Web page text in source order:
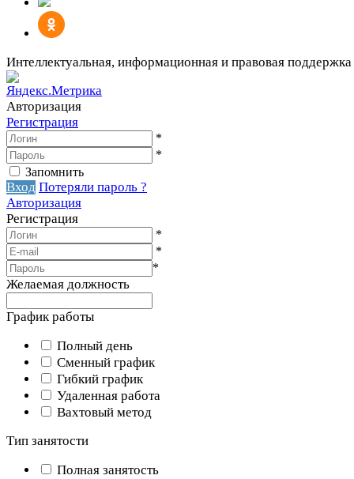
Интеллектуальная, информационная и правовая поддержка
Авторизация
Регистрация
*
*
Запомнить
Вход Потеряли пароль ?
Авторизация
Регистрация
*
*
*
Желаемая должность
График работы
Полный день
Сменный график
Гибкий график
Удаленная работа
Вахтовый метод
Тип занятости
Полная занятость